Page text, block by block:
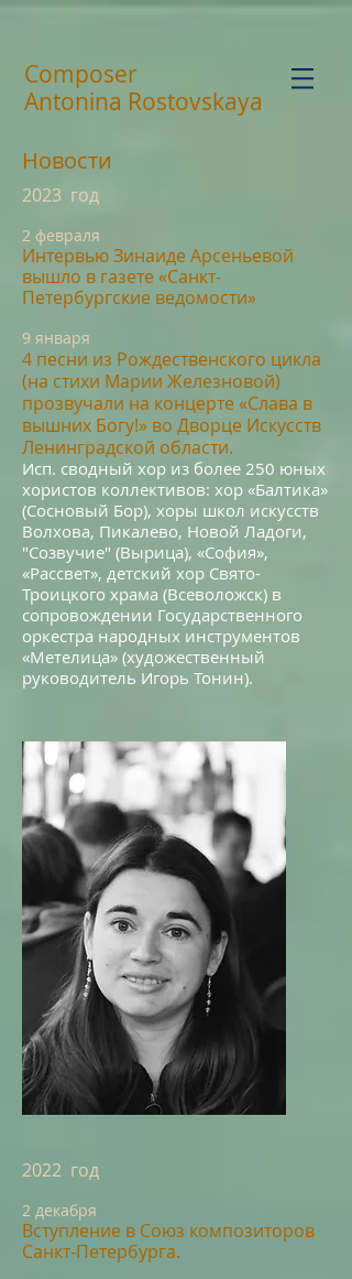
Composer
Antonina Rostovskaya
Новости
2023 год
2 февраля
Интервью Зинаиде Арсеньевой
вышло в газете «Санкт-
Петербургские ведомости»
9 января
4 песни из Рождественского цикла
(на стихи Марии Железновой)
прозвучали на концерте «Слава в
вышних Богу!» во Дворце Искусств
Ленинградской области.
Исп. сводный хор из более 250 юных
хористов коллективов: хор «Балтика»
(Сосновый Бор), хоры школ искусств
Волхова, Пикалево, Новой Ладоги,
"Созвучие" (Вырица), «София»,
«Рассвет», детский хор Свято-
Троицкого храма (Всеволожск) в
сопровождении Государственного
оркестра народных инструментов
«Метелица» (художественный
руководитель Игорь Тонин).
2022 год
2 декабря
Вступление в Союз композиторов
Санкт-Петербурга.